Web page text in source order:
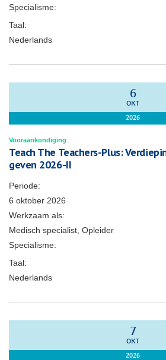
Specialisme:
Taal:
Nederlands
6
OKT
2026
Vooraankondiging
Teach The Teachers-Plus:
geven 2026-II
Periode:
6 oktober 2026
Werkzaam als:
Medisch specialist, Opleider
Specialisme:
Taal:
Nederlands
7
OKT
2026